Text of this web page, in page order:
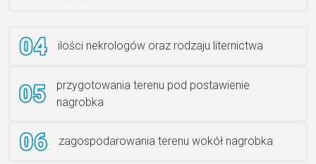
ilości nekrologów oraz rodzaju liternictwa
przygotowania terenu pod postawienie
nagrobka
zagospodarowania terenu wokół nagrobka